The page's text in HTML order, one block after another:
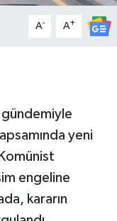
A- A+
yeni
engeline
kararın